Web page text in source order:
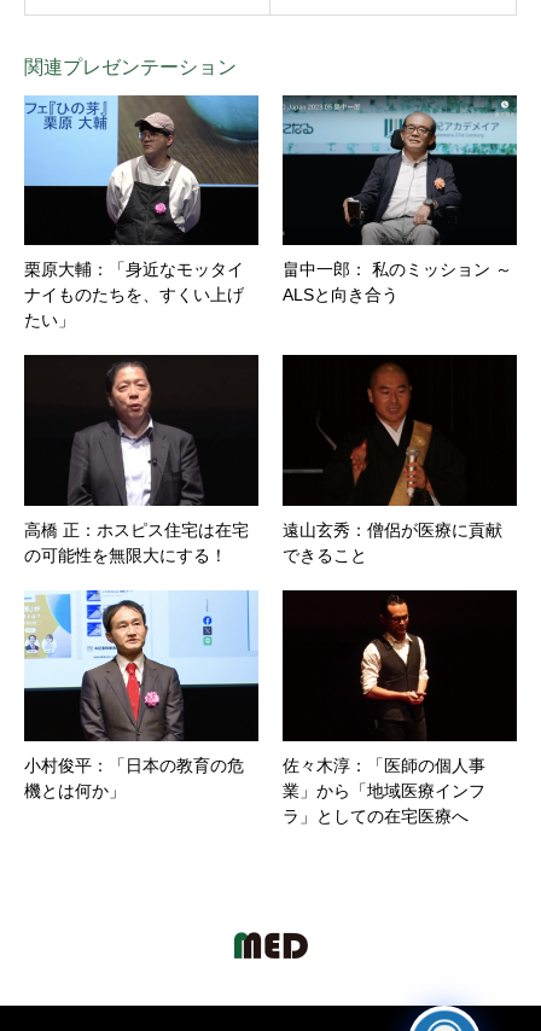
関連プレゼンテーション
栗原大輔：「身近なモッタイ
ナイものたちを、すくい上げ
たい」
畠中一郎： 私のミッション ～
ALSと向き合う
高橋 正：ホスピス住宅は在宅
の可能性を無限大にする！
遠山玄秀：僧侶が医療に貢献
できること
小村俊平：「日本の教育の危
機とは何か」
佐々木淳：「医師の個人事
業」から「地域医療インフ
ラ」としての在宅医療へ